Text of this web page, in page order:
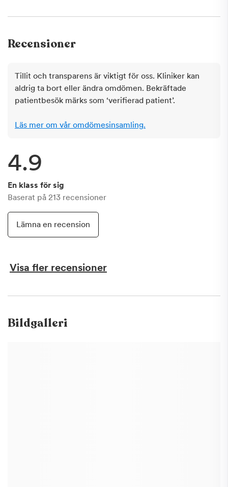
Recensioner
Tillit och transparens är viktigt för oss. Kliniker kan
aldrig ta bort eller ändra omdömen. Bekräftade
patientbesök märks som ‘verifierad patient’.
Läs mer om vår omdömesinsamling.
4.9
En klass för sig
Baserat på 213 recensioner
Lämna en recension
Visa fler recensioner
Bildgalleri